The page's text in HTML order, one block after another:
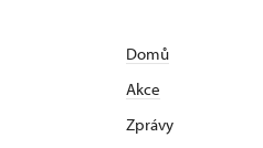
Domů
Akce
Zprávy